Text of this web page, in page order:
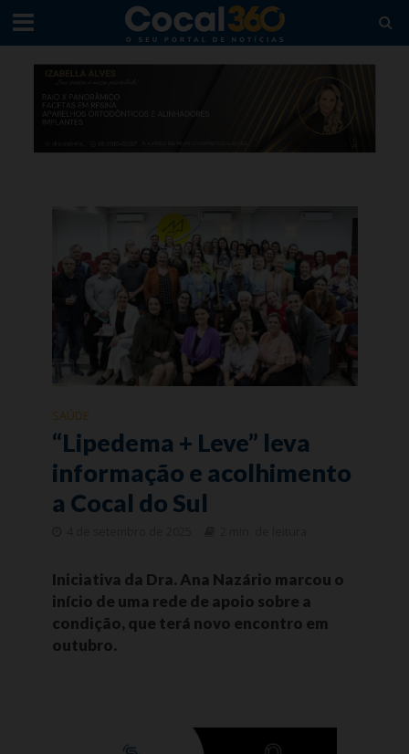
SAÚDE
“Lipedema + Leve” leva
informação e acolhimento
a Cocal do Sul
Iniciativa da Dra. Ana Nazário marcou o
início de uma rede de apoio sobre a
condição, que terá novo encontro em
outubro.